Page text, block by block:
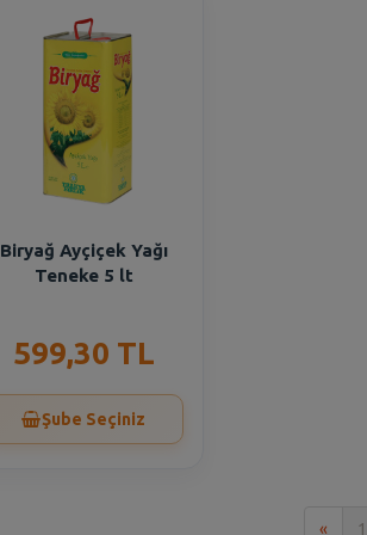
Biryağ Ayçiçek Yağı
Teneke 5 lt
599,30 TL
Şube Seçiniz
« 1